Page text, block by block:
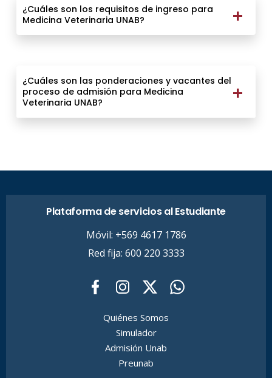
¿Cuáles son los requisitos de ingreso para
Medicina Veterinaria UNAB?
¿Cuáles son las ponderaciones y vacantes del
proceso de admisión para Medicina
Veterinaria UNAB?